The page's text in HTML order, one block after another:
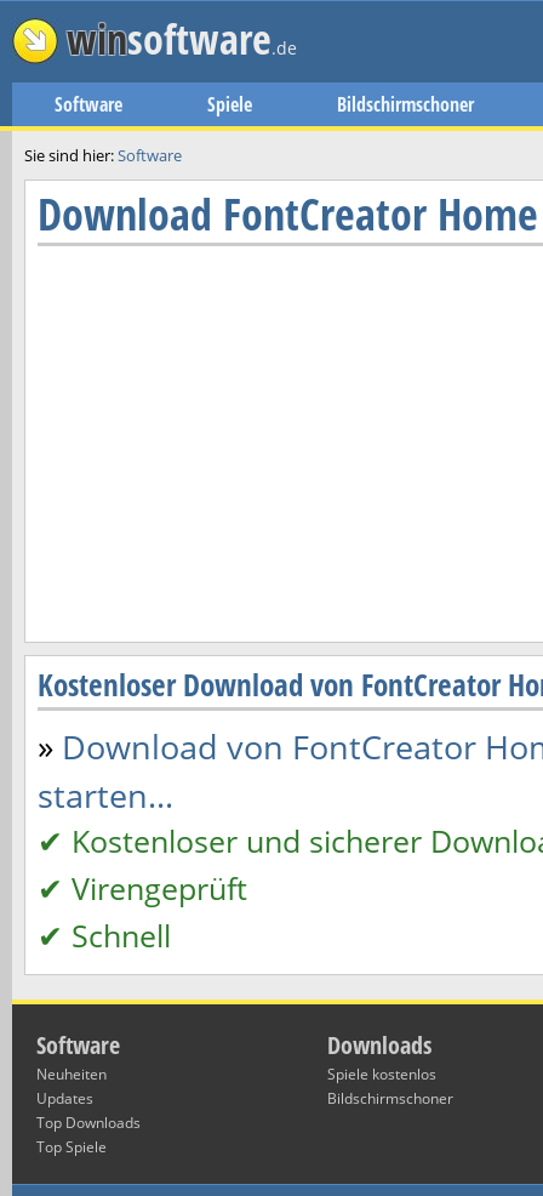
winsoftware.de
Software Spiele Bildschirmschoner
Sie sind hier:Software
Download FontCreator
Kostenloser Download von FontCreator
» Download von FontCreator
starten...
✔ Kostenloser und sicherer
✔ Virengeprüft
✔ Schnell
Software
Neuheiten
Updates
Top Downloads
Top Spiele
Downloads
Spiele kostenlos
Bildschirmschoner